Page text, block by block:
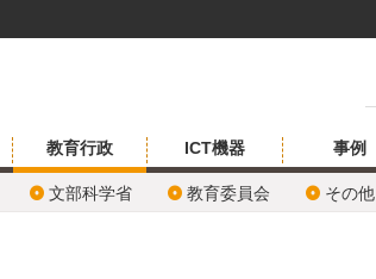
教育行政
文部科学省 教育委員会 その他
ICT機器 事例